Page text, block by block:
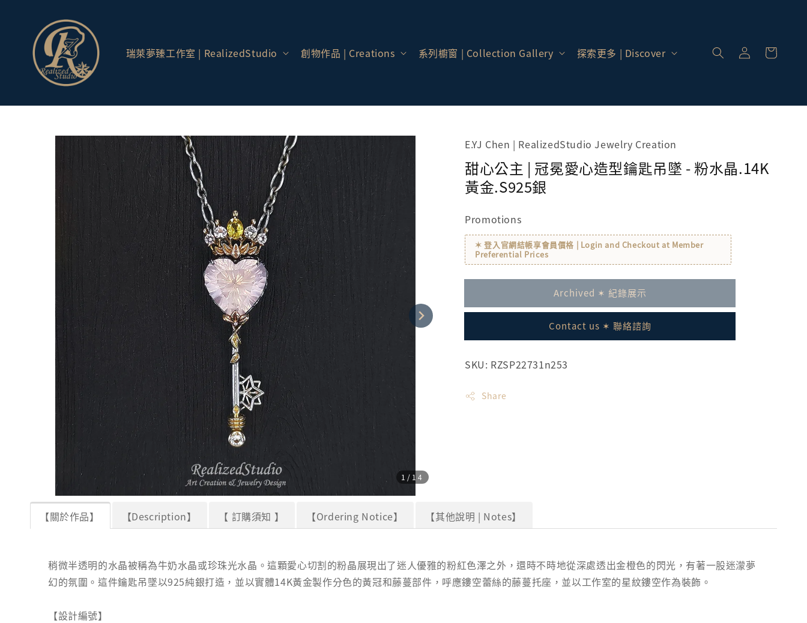
瑞萊夢臻工作室 | RealizedStudio 創物作品 | Creations 系列櫥窗 | Collection Gallery 探索更多 | Discover
入 |
Log
1 /14
E.YJ Chen | RealizedStudio Jewelry Creation
甜心公主 | 冠冕愛心造型鑰匙吊墜 - 粉水晶.14K
黃金.S925銀
Promotions
✶ 登入官網結帳享會員價格 | Login and Checkout at Member
Preferential Prices
Archived ✶ 紀錄展示
Contact us ✶ 聯絡諮詢
SKU: RZSP22731n253
Share
【關於作品】 【Description】 【 訂購須知 】 【Ordering Notice】 【其他說明 | Notes】
稍微半透明的水晶被稱為牛奶水晶或珍珠光水晶。這顆愛心切割的粉晶展現出了迷人優雅的粉紅色澤之外，還時不時地從深處透出金橙色的閃光，有著一股迷濛夢
幻的氛圍。這件鑰匙吊墜以925純銀打造，並以實體14K黃金製作分色的黃冠和藤蔓部件，呼應鏤空蕾絲的藤蔓托座，並以工作室的星紋鏤空作為裝飾。
【設計編號】